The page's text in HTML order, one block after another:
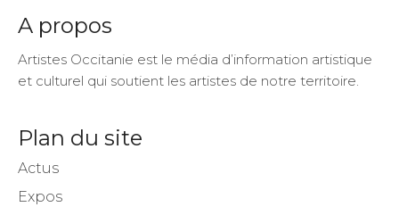
A propos
Artistes Occitanie est le média d’information artistique
et culturel qui soutient les artistes de notre territoire.
Plan du site
Actus
Expos